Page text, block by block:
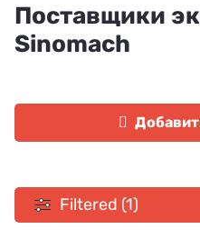
Поставщики
Sinomach
Filtered (1)